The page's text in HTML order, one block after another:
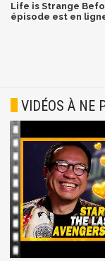
Life is Strange
épisode est en
VIDÉOS À NE